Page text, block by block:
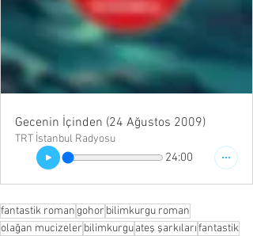
Gecenin İçinden (24 Ağustos 2009)
TRT İstanbul Radyosu
24:00
fantastik romangohor bilimkurgu roman
olağan mucizeler bilimkurguateş şarkılarıfantastik